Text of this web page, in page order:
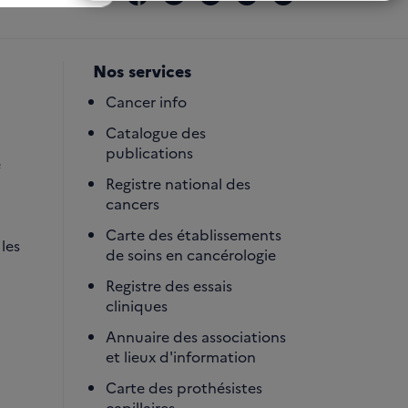
Nos services
Cancer info
Catalogue des
publications
Registre national des
cancers
Carte des établissements
de soins en cancérologie
Registre des essais
cliniques
Annuaire des associations
et lieux d'information
Carte des prothésistes